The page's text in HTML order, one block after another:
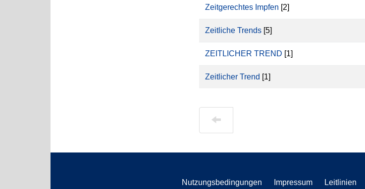
Zeitgerechtes Impfen [2]
Zeitliche Trends [5]
ZEITLICHER TREND [1]
Zeitlicher Trend [1]
Nutzungsbedingungen Impressum Leitlinien